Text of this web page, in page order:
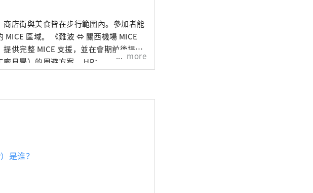
店街與美食皆在步行範圍內。參加者能
MICE 區域。 《難波 ⇔ 關西機場 MICE
供完整 MICE 支援，並在會期前後提供
）的周遊方案。 HP：
more
是谁？